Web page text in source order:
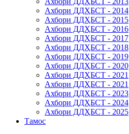
Ахбори ДДҲБСТ - 2014
Ахбори ДДҲБСТ - 2015
Ахбори ДДҲБСТ - 2016
Ахбори ДДҲБСТ - 2017
Ахбори ДДҲБСТ - 2018
Ахбори ДДҲБСТ - 2019
Ахбори ДДҲБСТ - 2020
Ахбори ДДҲБСТ - 2021
Ахбори ДДҲБСТ - 2021
Ахбори ДДҲБСТ - 2023
Ахбори ДДҲБСТ - 2024
Ахбори ДДҲБСТ - 2025
Тамос